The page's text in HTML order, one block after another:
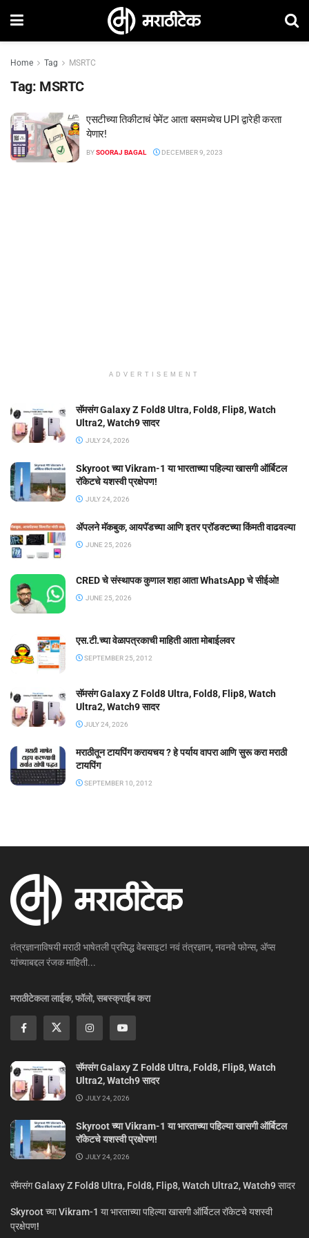
Home Tag MSRTC
Tag: MSRTC
एसटीच्या तिकीटाचं पेमेंट आता बसमध्येच UPI द्वारेही करता
येणार!
BYSOORAJ BAGAL DECEMBER 9, 2023
ADVERTISEMENT
सॅमसंग Galaxy Z Fold8 Ultra, Fold8, Flip8, Watch
Ultra2, Watch9 सादर
JULY 24, 2026
Skyroot च्या Vikram-1 या भारताच्या पहिल्या खासगी ऑर्बिटल
रॉकेटचे यशस्वी प्रक्षेपण!
JULY 24, 2026
ॲपलने मॅकबुक, आयपॅडच्या आणि इतर प्रॉडक्टच्या किंमती वाढवल्या
JUNE 25, 2026
CRED चे संस्थापक कुणाल शहा आता WhatsApp चे सीईओ!
JUNE 25, 2026
एस.टी.च्या वेळापत्रकाची माहिती आता मोबाईलवर
SEPTEMBER 25, 2012
सॅमसंग Galaxy Z Fold8 Ultra, Fold8, Flip8, Watch
Ultra2, Watch9 सादर
JULY 24, 2026
मराठीतून टायपिंग करायचय ? हे पर्याय वापरा आणि सुरू करा मराठी
टायपिंग
SEPTEMBER 10, 2012
तंत्रज्ञानाविषयी मराठी भाषेतली प्रसिद्ध वेबसाइट! नवं तंत्रज्ञान, नवनवे फोन्स, ॲप्स
यांच्याबद्दल रंजक माहिती...
मराठीटेकला लाईक, फॉलो, सबस्क्राईब करा
सॅमसंग Galaxy Z Fold8 Ultra, Fold8, Flip8, Watch
Ultra2, Watch9 सादर
JULY 24, 2026
Skyroot च्या Vikram-1 या भारताच्या पहिल्या खासगी ऑर्बिटल
रॉकेटचे यशस्वी प्रक्षेपण!
JULY 24, 2026
सॅमसंग Galaxy Z Fold8 Ultra, Fold8, Flip8, Watch Ultra2, Watch9 सादर
Skyroot च्या Vikram-1 या भारताच्या पहिल्या खासगी ऑर्बिटल रॉकेटचे यशस्वी
प्रक्षेपण!